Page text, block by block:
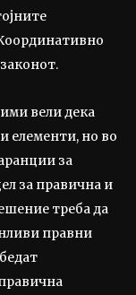
вели дека
елементи, но во
за
за правична и
треба да
правни